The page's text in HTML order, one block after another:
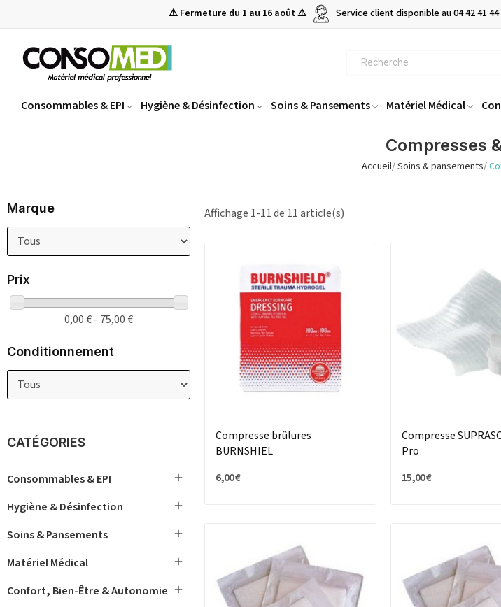
⚠️ Fermeture du 1 au 16 août ⚠️ Service client disponible au04 42 41
Consommables & EPI Hygiène & Désinfection Soins & Pansements Matériel Médical
Compresses
Accueil Soins & pansements
Marque
Prix
0,00 € - 75,00 €
Conditionnement
CATÉGORIES
Consommables & EPI 
Hygiène & Désinfection 
Soins & Pansements 
Matériel Médical 
Confort, Bien-Être & Autonomie 
Affichage 1-11 de 11 article(s)
Compresse brûlures
BURNSHIEL
6,00 €
Compresse
Pro
15,00 €